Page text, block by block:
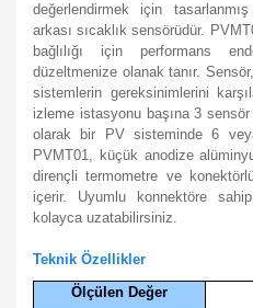
değerlendirmek için
arkası sıcaklık sensörüdür.
bağlılığı için performans
düzeltmenize olanak tanır.
sistemlerin gereksinimlerini
izleme istasyonu başına 3
olarak bir PV sisteminde 6
PVMT01, küçük anodize
dirençli termometre ve
içerir. Uyumlu konnektöre
kolayca uzatabilirsiniz.
Teknik Özellikler
Ölçülen Değer